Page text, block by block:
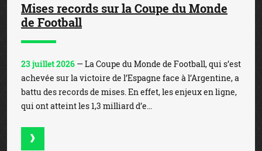
Mises records sur la Coupe du Monde
de Football
23 juillet 2026 — La Coupe du Monde de Football, qui s’est
achevée sur la victoire de l’Espagne face à l’Argentine, a
battu des records de mises. En effet, les enjeux en ligne,
qui ont atteint les 1,3 milliard d’e...